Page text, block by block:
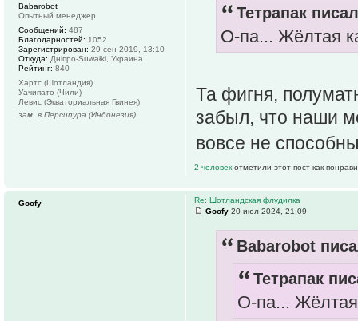
Тетрапак
О-па... Жёлтая
Та фигня,
забыл, что наши
вовсе не
2 человек отметили этот пост как
Babarobot
Опытный менеджер
Сообщений: 487
Благодарностей: 1052
Зарегистрирован: 29 сен 2019, 13:10
Откуда: Дніпро-Suwałki, Украина
Рейтинг: 840
Хартс (Шотландия)
Уачипато (Чили)
Левис (Экваториальная Гвинея)
зам. в Персипура (Индонезия)
Re: Шотландская флудилка
Goofy 20 июл 2024, 21:09
Babarobot
Тетрапак
О-па...
Goofy